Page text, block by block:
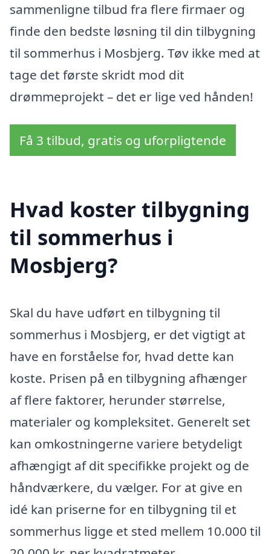
sammenligne tilbud fra flere firmaer og
finde den bedste løsning til din tilbygning
til sommerhus i Mosbjerg. Tøv ikke med at
tage det første skridt mod dit
drømmeprojekt – det er lige ved hånden!
Få 3 tilbud, gratis og uforpligtende
Hvad koster tilbygning
til sommerhus i
Mosbjerg?
Skal du have udført en tilbygning til
sommerhus i Mosbjerg, er det vigtigt at
have en forståelse for, hvad dette kan
koste. Prisen på en tilbygning afhænger
af flere faktorer, herunder størrelse,
materialer og kompleksitet. Generelt set
kan omkostningerne variere betydeligt
afhængigt af dit specifikke projekt og de
håndværkere, du vælger. For at give en
idé kan priserne for en tilbygning til et
sommerhus ligge et sted mellem 10.000 til